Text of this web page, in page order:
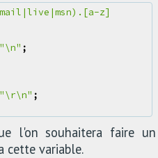
z]
"\n" ;
"\r\n" ;
l'on souhaitera faire un
cette variable.